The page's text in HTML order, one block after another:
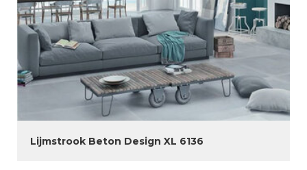
Lijmstrook Beton Design XL 6136